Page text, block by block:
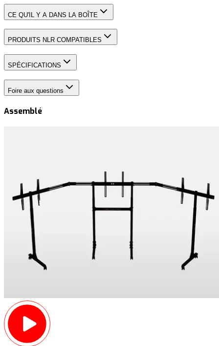
CE QU'IL Y A DANS LA BOÎTE
PRODUITS NLR COMPATIBLES
SPÉCIFICATIONS
Foire aux questions
Assemblé